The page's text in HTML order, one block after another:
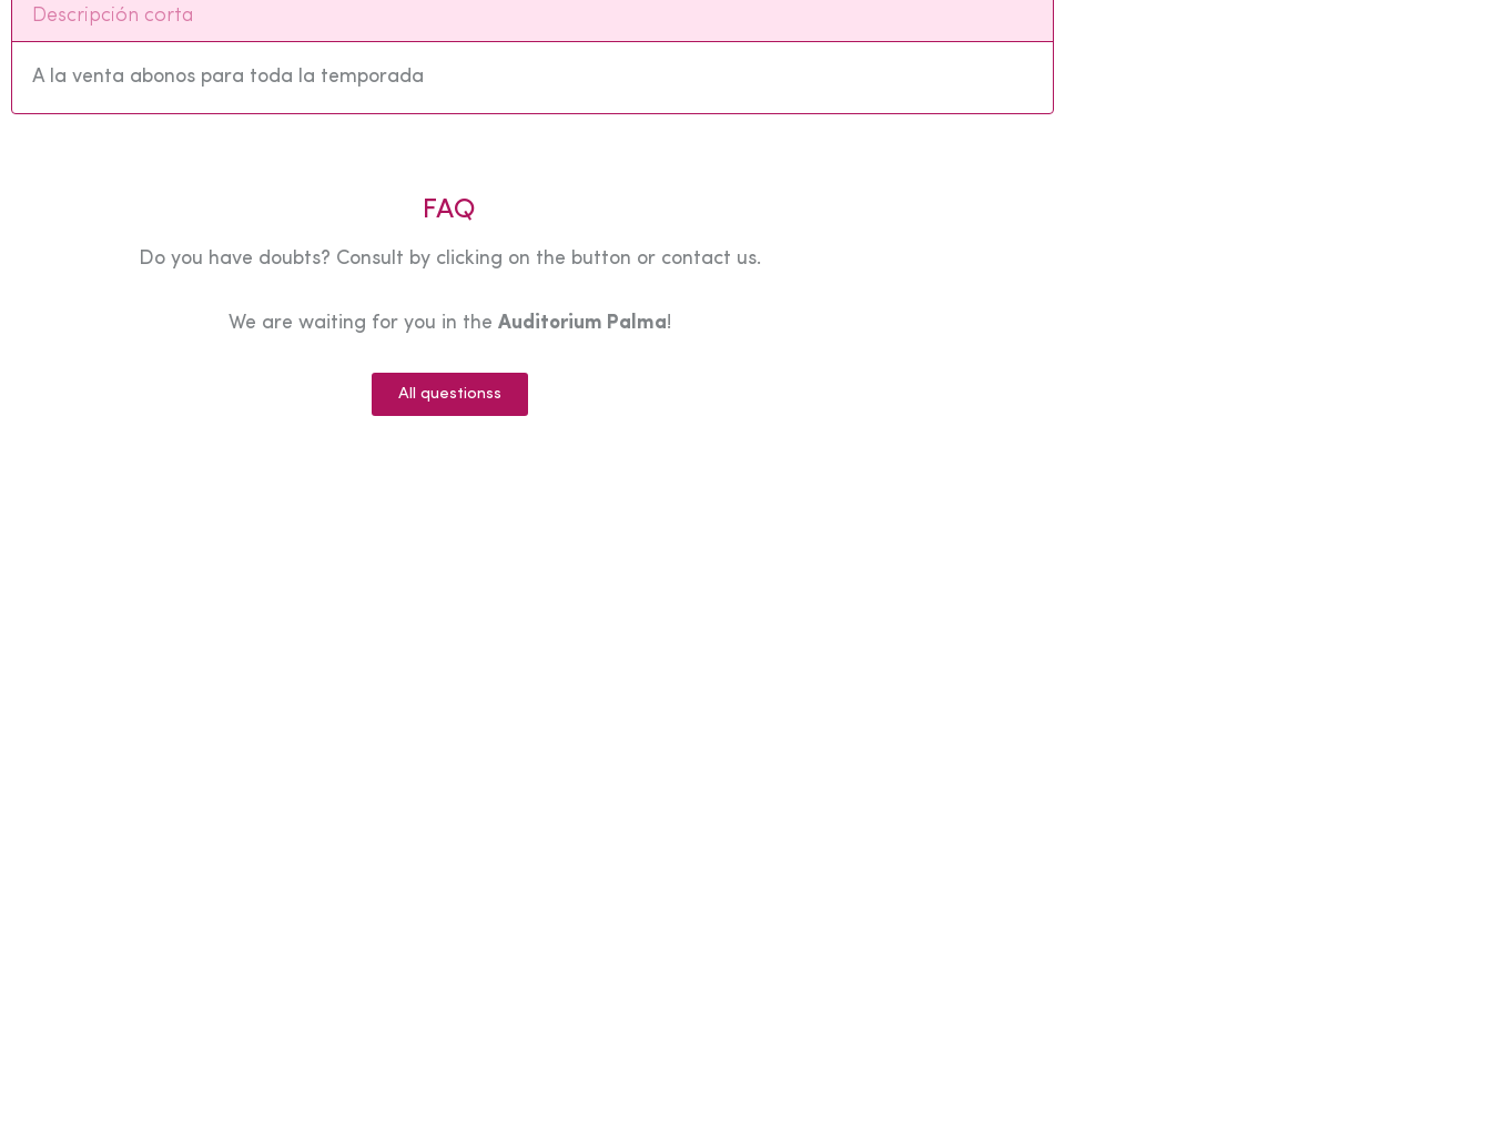
Descripción corta
A la venta abonos para toda la temporada
FAQ
Do you have doubts? Consult by clicking on the button or contact us.
We are waiting for you in the Auditorium Palma!
All questionss